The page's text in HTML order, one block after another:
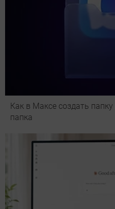
Как в Максе создать
папка